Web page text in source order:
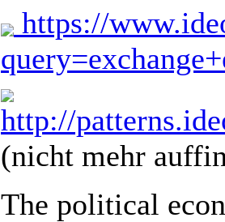
https://
http://
(nicht mehr
The political